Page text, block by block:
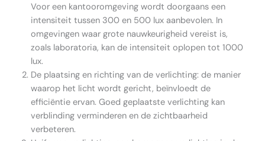
Voor een kantooromgeving wordt doorgaans een
intensiteit tussen 300 en 500 lux aanbevolen. In
omgevingen waar grote nauwkeurigheid vereist is,
zoals laboratoria, kan de intensiteit oplopen tot 1000
lux.
De plaatsing en richting van de verlichting: de manier
waarop het licht wordt gericht, beïnvloedt de
efficiëntie ervan. Goed geplaatste verlichting kan
verblinding verminderen en de zichtbaarheid
verbeteren.